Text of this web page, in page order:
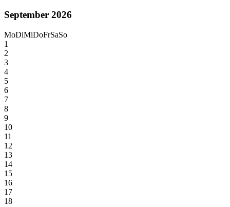
September 2026
MoDiMiDoFrSaSo
1
2
3
4
5
6
7
8
9
10
11
12
13
14
15
16
17
18